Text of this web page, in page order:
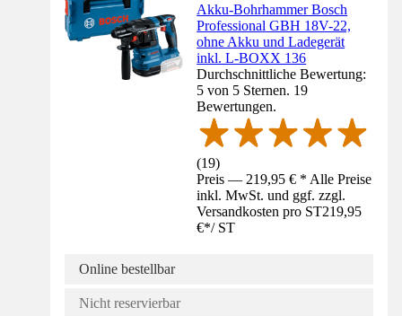
Akku-Bohrhammer Bosch
Professional GBH 18V-22,
ohne Akku und Ladegerät
inkl. L-BOXX 136
Durchschnittliche Bewertung:
5 von 5 Sternen. 19
Bewertungen.
(19)
Preis — 219,95 € * Alle Preise
inkl. MwSt. und ggf. zzgl.
Versandkosten pro ST219,95
€*/ ST
Online bestellbar
Nicht reservierbar